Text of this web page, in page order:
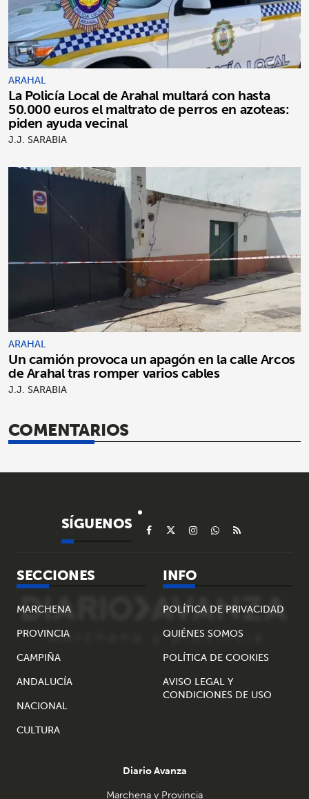
ARAHAL
La Policía Local de Arahal multará con hasta
50.000 euros el maltrato de perros en azoteas:
piden ayuda vecinal
J.J. SARABIA
ARAHAL
Un camión provoca un apagón en la calle Arcos
de Arahal tras romper varios cables
J.J. SARABIA
COMENTARIOS
SÍGUENOS
SECCIONES
MARCHENA
PROVINCIA
CAMPIÑA
ANDALUCÍA
NACIONAL
CULTURA
INFO
POLÍTICA DE PRIVACIDAD
QUIÉNES SOMOS
POLÍTICA DE COOKIES
AVISO LEGAL Y
CONDICIONES DE USO
Diario Avanza
Marchena y Provincia